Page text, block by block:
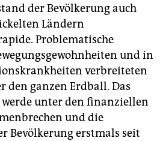
der Bevölkerung auch
Ländern
Pro­blematische
und in
verbreiteten
den ganzen Erdball. Das
unter den finanziellen
und die
Bevölkerung erstmals seit